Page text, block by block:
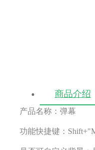
商品介绍
产品名称：弹幕
功能快捷键：